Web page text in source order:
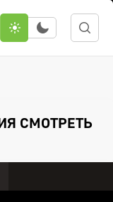
СМОТРЕТЬ